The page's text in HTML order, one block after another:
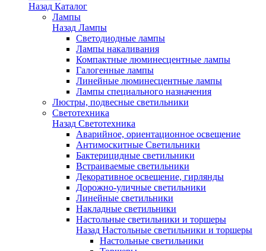
Назад Каталог
Лампы
Назад Лампы
Светодиодные лампы
Лампы накаливания
Компактные люминесцентные лампы
Галогенные лампы
Линейные люминесцентные лампы
Лампы специального назначения
Люстры, подвесные светильники
Светотехника
Назад Светотехника
Аварийное, ориентационное освещение
Антимоскитные Светильники
Бактерицидные светильники
Встраиваемые светильники
Декоративное освещение, гирлянды
Дорожно-уличные светильники
Линейные светильники
Накладные светильники
Настольные светильники и торшеры
Назад Настольные светильники и торшеры
Настольные светильники